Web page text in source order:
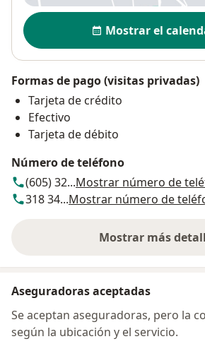
Disponibilidad
Mostrar el
Formas de pago (visitas privadas)
Tarjeta de crédito
Efectivo
Tarjeta de débito
Número de teléfono
(605) 32...Mostrar número de
318 34...Mostrar número de
Mostrar mássobre la
Aseguradoras aceptadas
Se aceptan aseguradoras, pero la
según la ubicación y el servicio.